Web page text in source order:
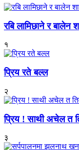
रबि लामिछाने र बालेन
१
प्रिय रते बल्ल
२
प्रिय ! साथी अचेल त
३